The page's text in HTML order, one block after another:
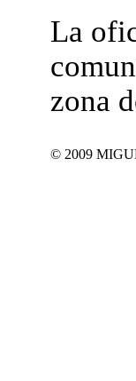
La
zona
© 2009